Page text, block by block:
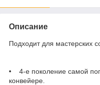
Описание
Подходит для мастерских
• 4-е поколение самой
конвейере.